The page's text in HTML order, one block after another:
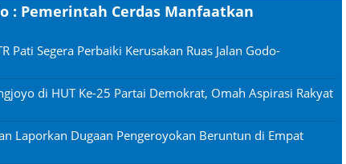
: Pemerintah Cerdas Manfaatkan
Pati Segera Perbaiki Kerusakan Ruas Jalan Godo-
di HUT Ke-25 Partai Demokrat, Omah Aspirasi Rakyat
Laporkan Dugaan Pengeroyokan Beruntun di Empat